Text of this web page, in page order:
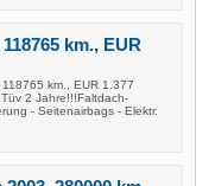
km., EUR
km., EUR 1.377
2 Jahre!!!Faltdach-
- Seitenairbags - Elektr.